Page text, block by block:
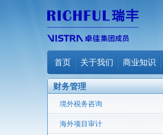
首页 关于我们 商业知识
财务管理
境外税务咨询
海外项目审计